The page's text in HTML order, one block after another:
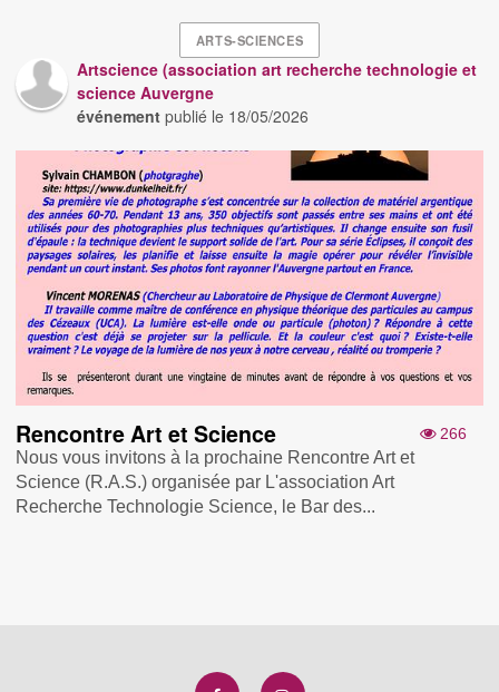
ARTS-SCIENCES
Artscience (association art recherche technologie et
science Auvergne
événement publié le 18/05/2026
266
Rencontre Art et Science
Nous vous invitons à la prochaine Rencontre Art et
Science (R.A.S.) organisée par L'association Art
Recherche Technologie Science, le Bar des...